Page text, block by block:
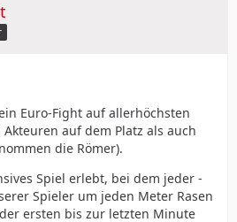
Euro-Fight auf allerhöchsten
auf dem Platz als auch
die Römer).
Spiel erlebt, bei dem jeder -
Spieler um jeden Meter Rasen
ersten bis zur letzten Minute